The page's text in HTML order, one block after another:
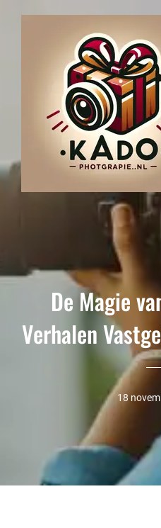
De Magie
Verhalen
18